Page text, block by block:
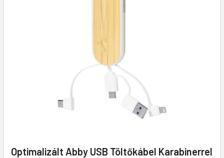
Optimalizált Abby USB Töltőkábel Karabinerrel